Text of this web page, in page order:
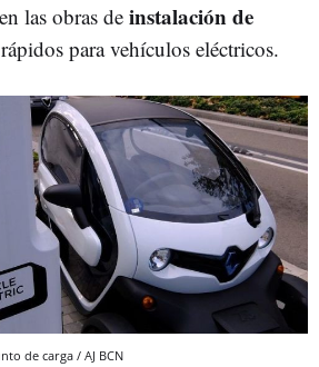
en las obras de instalación de
rápidos para vehículos eléctricos.
de carga / AJ BCN